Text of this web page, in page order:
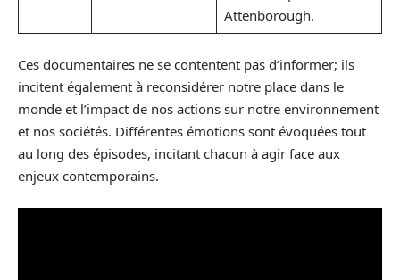
Attenborough.
Ces documentaires ne se contentent pas d’informer; ils
incitent également à reconsidérer notre place dans le
monde et l’impact de nos actions sur notre environnement
et nos sociétés. Différentes émotions sont évoquées tout
au long des épisodes, incitant chacun à agir face aux
enjeux contemporains.